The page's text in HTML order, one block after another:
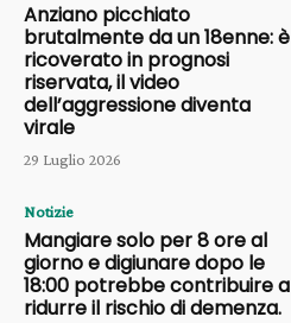
Anziano picchiato
brutalmente da un 18enne: è
ricoverato in prognosi
riservata, il video
dell’aggressione diventa
virale
29 Luglio 2026
Notizie
Mangiare solo per 8 ore al
giorno e digiunare dopo le
18:00 potrebbe contribuire a
ridurre il rischio di demenza.